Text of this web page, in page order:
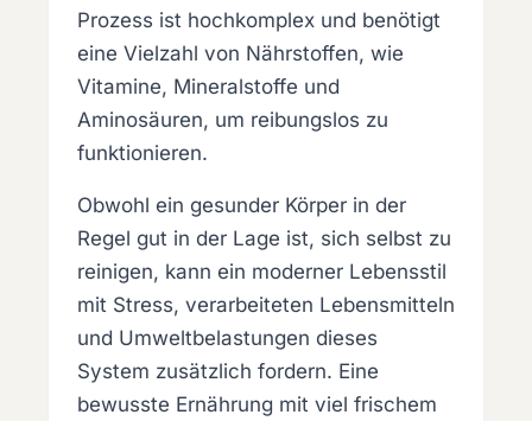
Prozess ist hochkomplex und benötigt
eine Vielzahl von Nährstoffen, wie
Vitamine, Mineralstoffe und
Aminosäuren, um reibungslos zu
funktionieren.
Obwohl ein gesunder Körper in der
Regel gut in der Lage ist, sich selbst zu
reinigen, kann ein moderner Lebensstil
mit Stress, verarbeiteten Lebensmitteln
und Umweltbelastungen dieses
System zusätzlich fordern. Eine
bewusste Ernährung mit viel frischem